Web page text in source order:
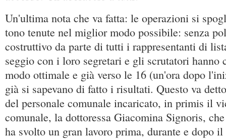
Un'ultima nota che va fatta: le operazioni si
tono tenute nel miglior modo possibile: senza
costruttivo da parte di tutti i rappresentanti di
seggio con i loro segretari e gli scrutatori hanno
modo ottimale e già verso le 16 (un'ora dopo
già si sapevano di fatto i risultati. Questo va
del personale comunale incaricato, in primis il
comunale, la dottoressa Giacomina Signoris,
ha svolto un gran lavoro prima, durante e dopo